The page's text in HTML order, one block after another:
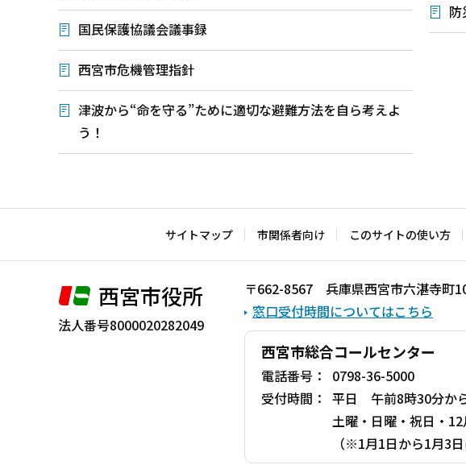
国民保護協議会議事録
西宮市危機管理指針
津波から“命を守る”ために適切な避難方法を自ら考えよ
う！
文
で
サイトマップ 市関係者向け このサイトの使い方
西宮市役所
法人番号8000020282049
〒662-8567 兵庫県西宮市六湛寺町
窓口受付時間についてはこちら
西宮市総合コールセンター
電話番号：
0798-36-5000
受付時間： 平日 午前8時30分か
土曜・日曜・祝日・
（※1月1日から1月3日